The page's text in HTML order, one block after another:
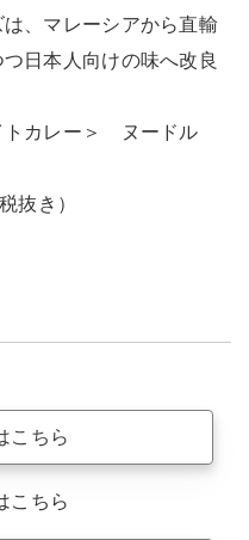
、マレーシアから直輸
日本人向けの味へ改良
カレー＞ ヌードル
抜き）
こちら
こちら